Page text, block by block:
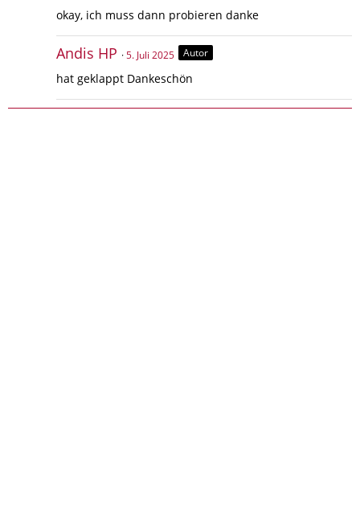
okay, ich muss dann probieren danke
Andis HP 5. Juli 2025 Autor
hat geklappt Dankeschön